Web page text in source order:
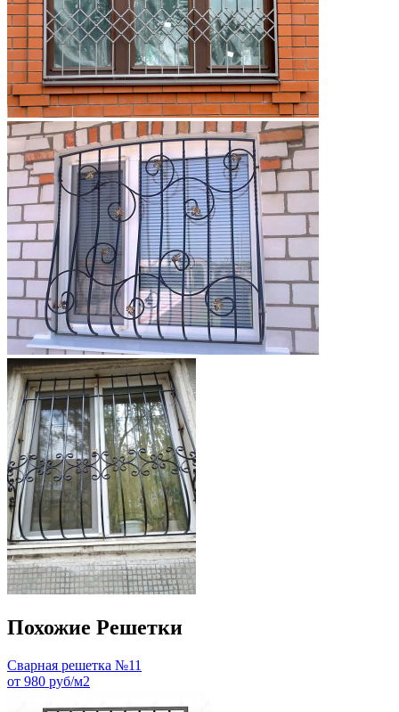
Похожие Решетки
Сварная решетка №11
от 980 руб/м2